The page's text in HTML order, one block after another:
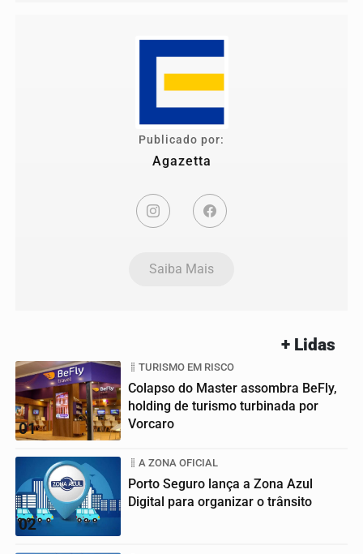
Publicado por:
Agazetta
Saiba Mais
+ Lidas
01
TURISMO EM RISCO
Colapso do Master assombra BeFly,
holding de turismo turbinada por
Vorcaro
02
A ZONA OFICIAL
Porto Seguro lança a Zona Azul
Digital para organizar o trânsito